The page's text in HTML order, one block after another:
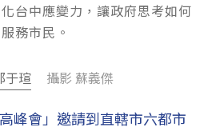
台中應變力，讓政府思考如何
務市民。
于瑄 攝影 蘇義傑
峰會」邀請到直轄市六都市